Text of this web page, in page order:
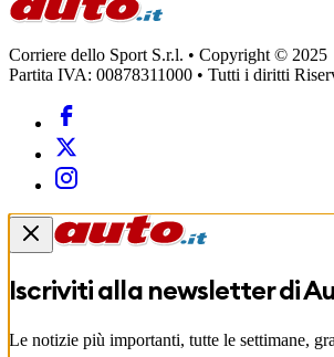
Corriere dello Sport S.r.l. • Copyright © 2025
Partita IVA: 00878311000 • Tutti i diritti
Iscriviti alla newsletter di
Le notizie più importanti, tutte le settimane,